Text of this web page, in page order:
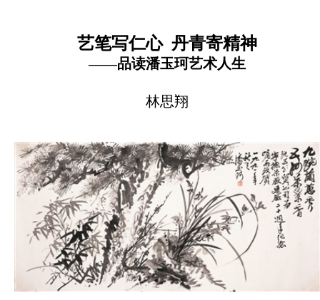
艺笔写仁心 丹青寄精神
——品读潘玉珂艺术人生
林思翔